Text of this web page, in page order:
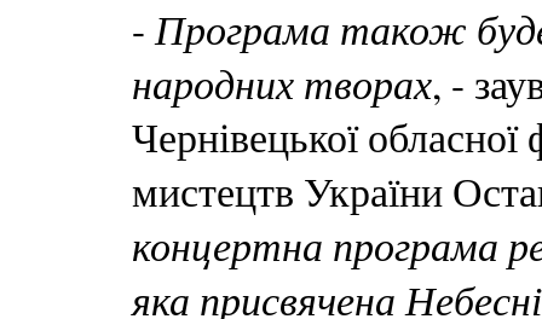
-Програма також
народних творах, -
Чернівецької
мистецтв України
концертна програма
яка присвячена